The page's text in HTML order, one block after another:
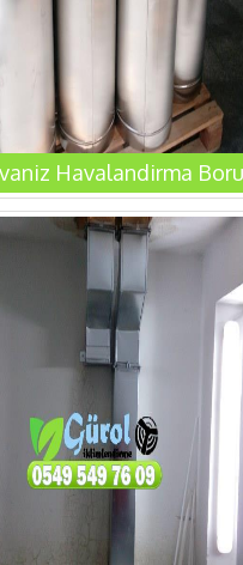
Havalandirma